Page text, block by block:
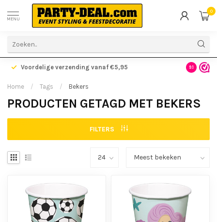
MENU
0
Voordelige verzending vanaf €5,95 Gratis
9.1
Home / Tags / Bekers
PRODUCTEN GETAGD MET BEKERS
FILTERS